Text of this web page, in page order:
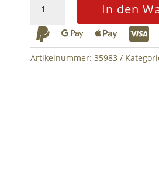
Style
Russian
Optic
Sight
In den
   
Artikelnummer: 35983